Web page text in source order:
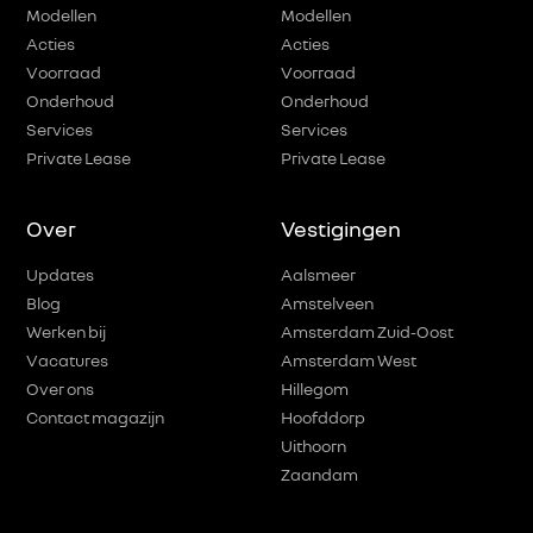
Modellen
Acties
Voorraad
Onderhoud
Services
Private Lease
Modellen
Acties
Voorraad
Onderhoud
Services
Private Lease
Over
Updates
Blog
Werken bij
Vacatures
Over ons
Contact magazijn
Vestigingen
Aalsmeer
Amstelveen
Amsterdam Zuid-Oost
Amsterdam West
Hillegom
Hoofddorp
Uithoorn
Zaandam